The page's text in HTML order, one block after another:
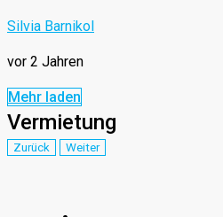
Silvia Barnikol
vor 2 Jahren
Mehr laden
Vermietung
Zurück Weiter